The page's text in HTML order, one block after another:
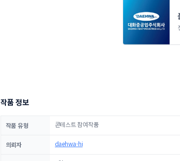
작품 정보
작품 유형 콘테스트 참여작품
의뢰자 daehwa-hi